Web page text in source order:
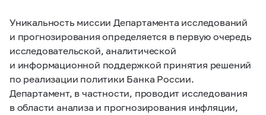
Уникальность миссии Департамента исследований
и прогнозирования определяется в первую очередь
исследовательской, аналитической
и информационной поддержкой принятия решений
по реализации политики Банка России.
Департамент, в частности, проводит исследования
в области анализа и прогнозирования инфляции,